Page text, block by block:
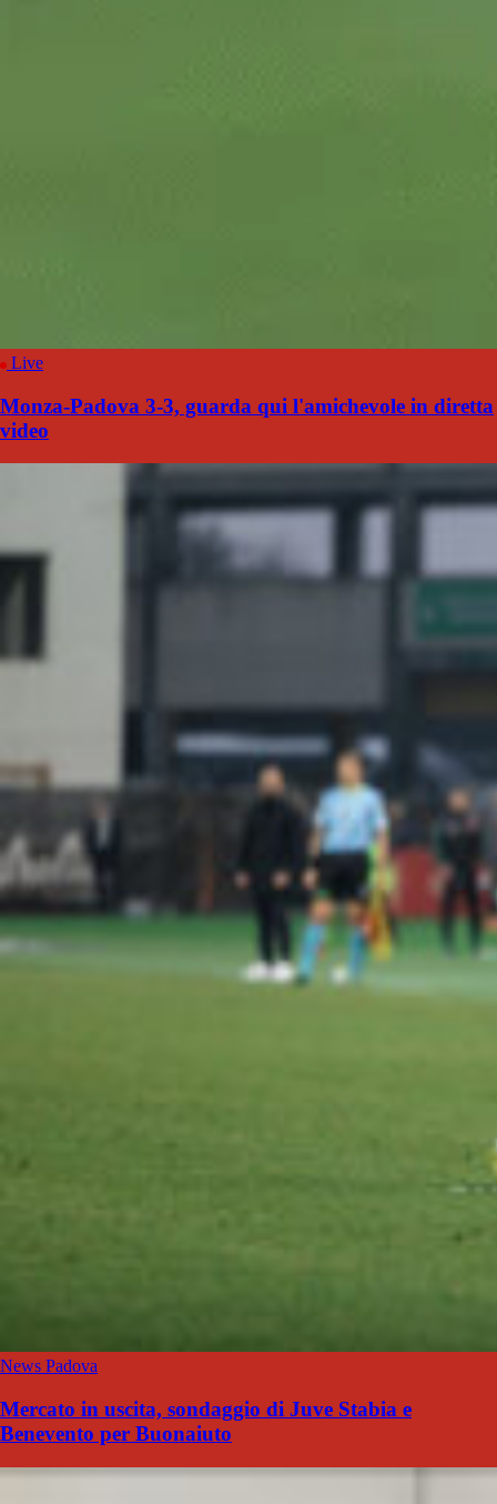
Live
Monza-Padova 3-3, guarda qui l'amichevole in diretta
video
News Padova
Mercato in uscita, sondaggio di Juve Stabia e
Benevento per Buonaiuto